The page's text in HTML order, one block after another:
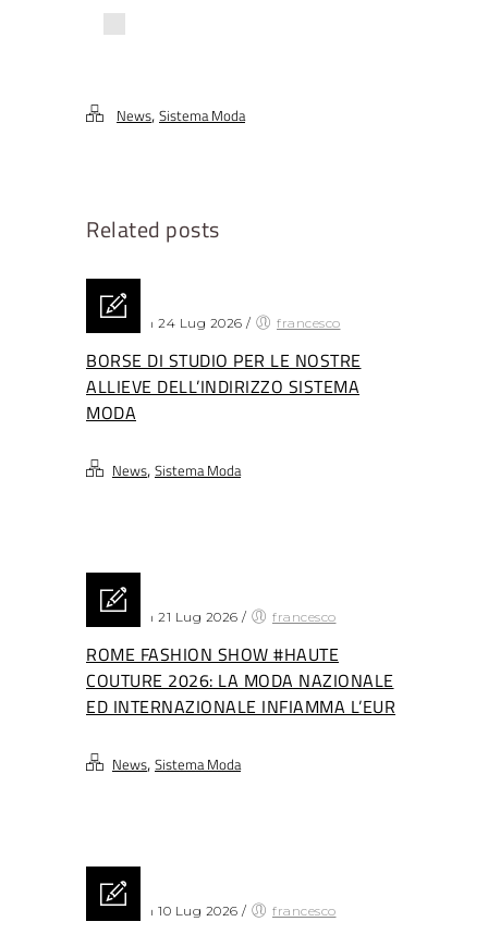
News, Sistema Moda
Related posts
Posted on 24 Lug 2026 / francesco
BORSE DI STUDIO PER LE NOSTRE
ALLIEVE DELL’INDIRIZZO SISTEMA
MODA
News, Sistema Moda
Posted on 21 Lug 2026 / francesco
ROME FASHION SHOW #HAUTE
COUTURE 2026: LA MODA NAZIONALE
ED INTERNAZIONALE INFIAMMA L’EUR
News, Sistema Moda
Posted on 10 Lug 2026 / francesco